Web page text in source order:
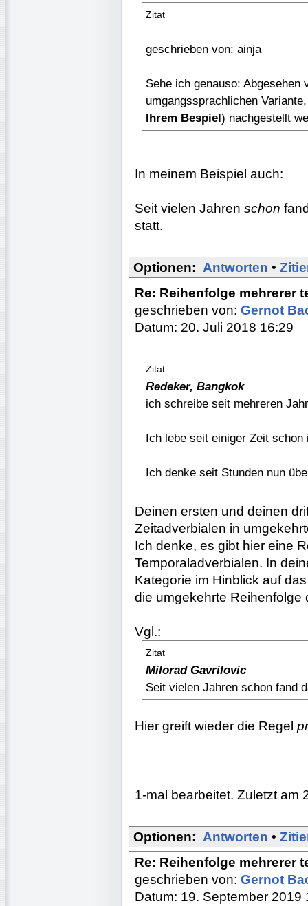
Zitat
geschrieben von: ainja
Sehe ich genauso: Abgesehen
umgangssprachlichen
Ihrem Bespiel) nachgestellt
In meinem Beispiel auch:
Seit vielen Jahren schon
statt.
Optionen: Antworten •
Re: Reihenfolge mehrerer
geschrieben von: Gernot
Datum: 20. Juli 2018 16:29
Zitat
Redeker, Bangkok
ich schreibe seit mehreren
Ich lebe seit einiger Zeit schon
Ich denke seit Stunden nun
Deinen ersten und deinen
Zeitadverbialen in
Ich denke, es gibt hier eine
Temporaladverbialen. In
Kategorie im Hinblick auf
die umgekehrte Reihenfolge
Vgl.:
Zitat
Milorad Gavrilovic
Seit vielen Jahren schon fand
Hier greift wieder die Regel
1-mal bearbeitet. Zuletzt am
Optionen: Antworten •
Re: Reihenfolge mehrerer
geschrieben von: Gernot
Datum: 19. September 2019